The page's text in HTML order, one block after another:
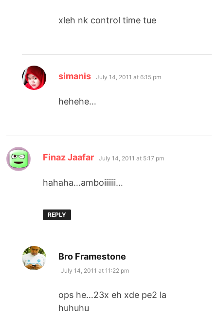
xleh nk control time tue
simanis says:
July 14, 2011 at 6:15 pm
hehehe…
Finaz Jaafar says:
July 14, 2011 at 5:17 pm
hahaha…amboiiiiii…
REPLY
Bro Framestone
July 14, 2011 at 11:22 pm
ops he…23x eh xde pe2 la
huhuhu